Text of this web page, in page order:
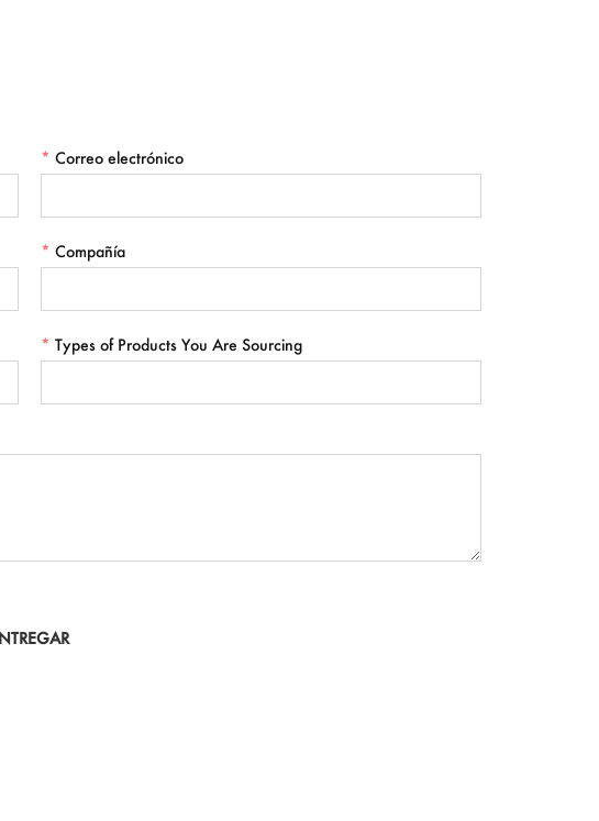
* Correo electrónico
* Compañía
* Types of Products You Are Sourcing